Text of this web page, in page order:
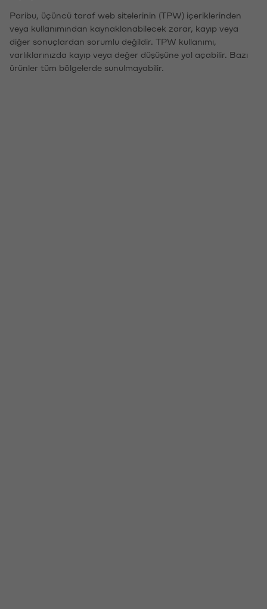
Paribu, üçüncü taraf web sitelerinin (TPW) içeriklerinden
veya kullanımından kaynaklanabilecek zarar, kayıp veya
diğer sonuçlardan sorumlu değildir. TPW kullanımı,
varlıklarınızda kayıp veya değer düşüşüne yol açabilir. Bazı
ürünler tüm bölgelerde sunulmayabilir.